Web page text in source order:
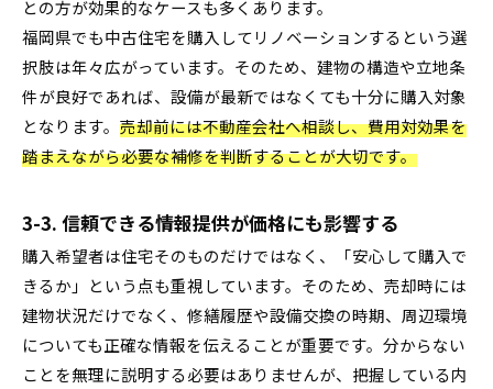
との方が効果的なケースも多くあります。
福岡県でも中古住宅を購入してリノベーションするという選
択肢は年々広がっています。そのため、建物の構造や立地条
件が良好であれば、設備が最新ではなくても十分に購入対象
となります。 売却前には不動産会社へ相談し、費用対効果を
踏まえながら必要な補修を判断することが大切です。
3-3. 信頼できる情報提供が価格にも影響する
購入希望者は住宅そのものだけではなく、「安心して購入で
きるか」という点も重視しています。そのため、売却時には
建物状況だけでなく、修繕履歴や設備交換の時期、周辺環境
についても正確な情報を伝えることが重要です。分からない
ことを無理に説明する必要はありませんが、把握している内